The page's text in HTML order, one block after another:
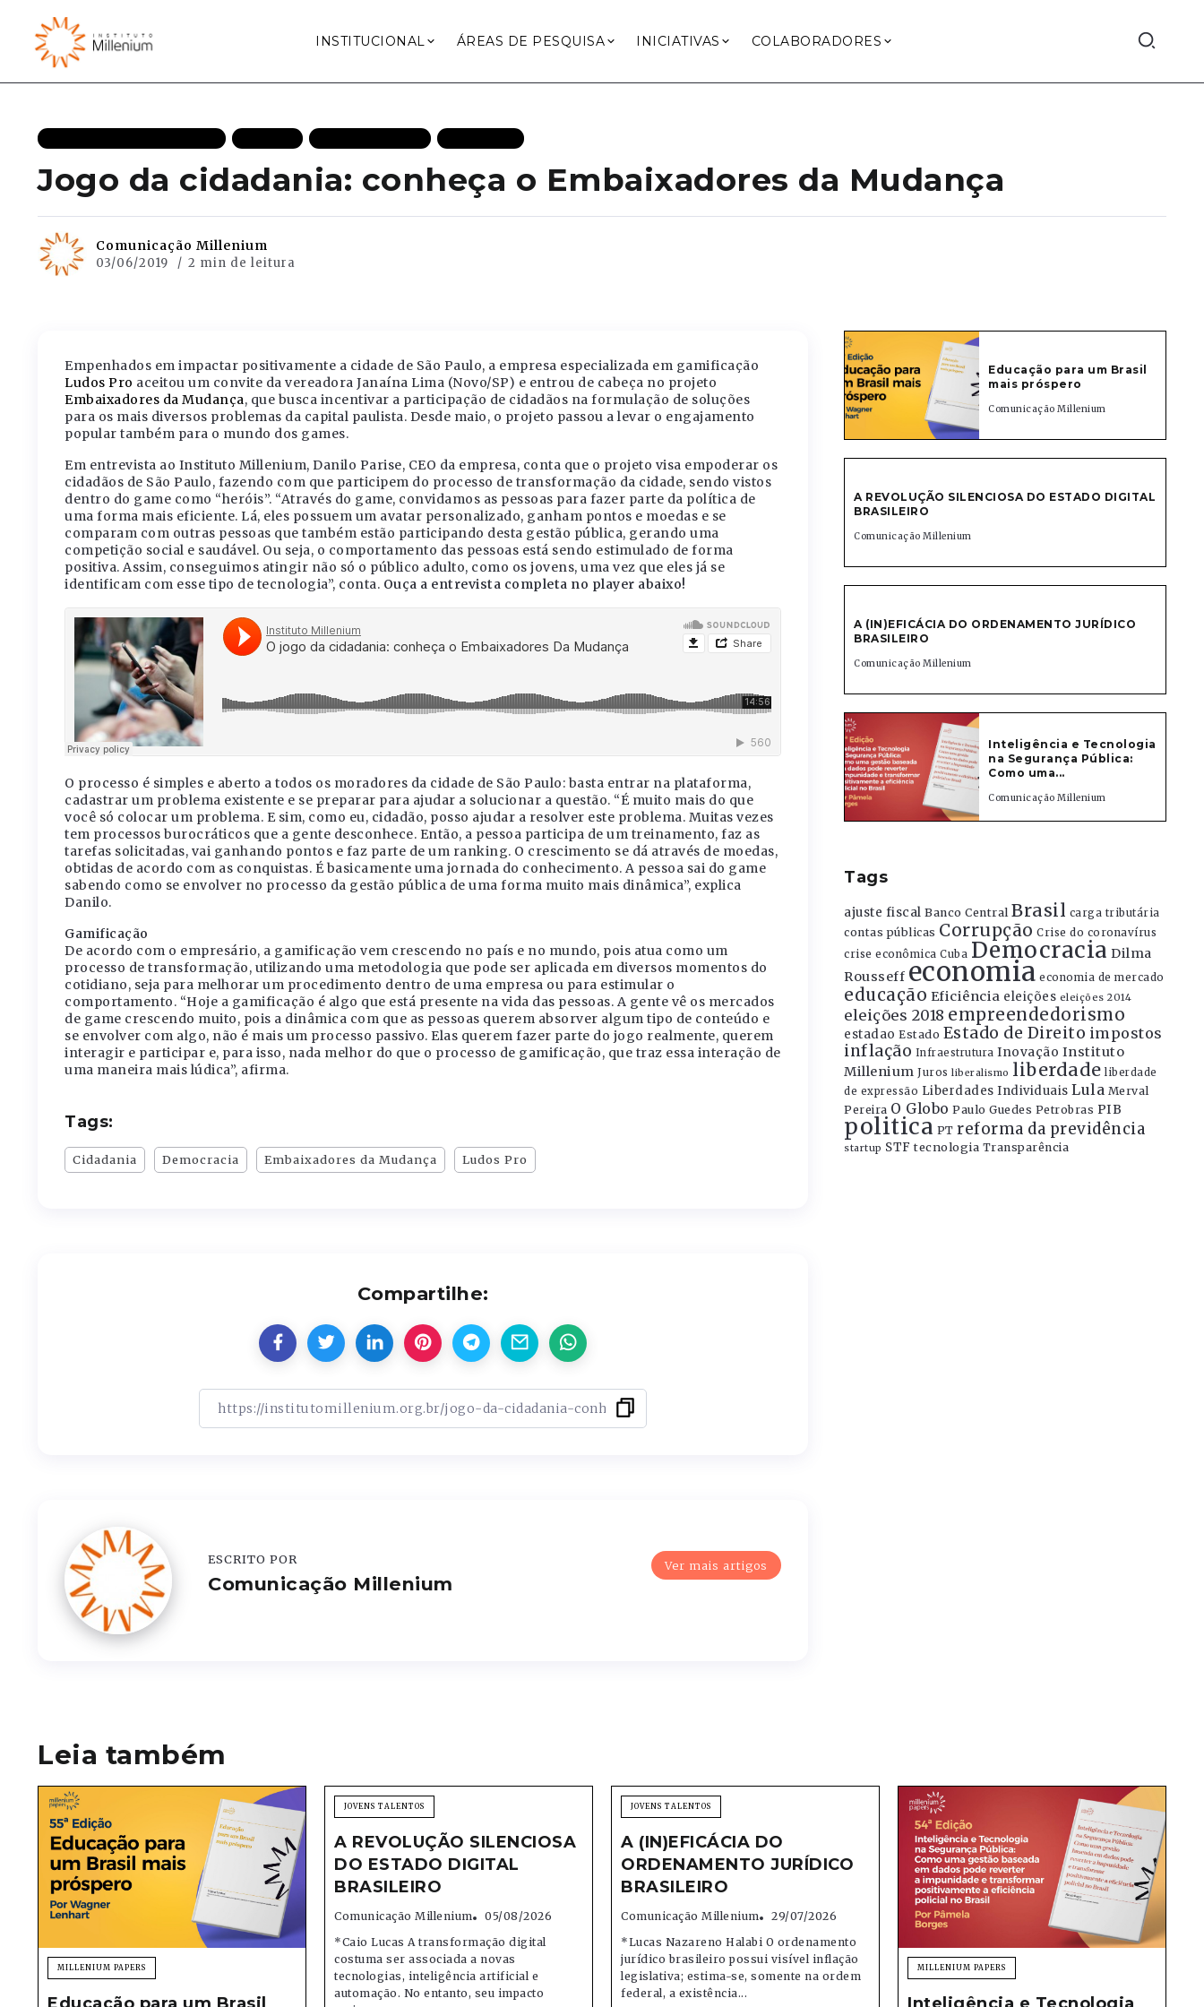
INSTITUCIONAL ÁREAS DE PESQUISA INICIATIVAS COLABORADORES
Jogo da cidadania: conheça o Embaixadores da Mudança
Comunicação Millenium
03/06/2019 2 min de leitura
Empenhados em impactar positivamente a cidade de São Paulo, a empresa especializada em gamificação
Ludos Pro aceitou um convite da vereadora Janaína Lima (Novo/SP) e entrou de cabeça no projeto
Embaixadores da Mudança, que busca incentivar a participação de cidadãos na formulação de soluções
para os mais diversos problemas da capital paulista. Desde maio, o projeto passou a levar o engajamento
popular também para o mundo dos games.
Em entrevista ao Instituto Millenium, Danilo Parise, CEO da empresa, conta que o projeto visa empoderar os
cidadãos de São Paulo, fazendo com que participem do processo de transformação da cidade, sendo vistos
dentro do game como “heróis”. “Através do game, convidamos as pessoas para fazer parte da política de
uma forma mais eficiente. Lá, eles possuem um avatar personalizado, ganham pontos e moedas e se
comparam com outras pessoas que também estão participando desta gestão pública, gerando uma
competição social e saudável. Ou seja, o comportamento das pessoas está sendo estimulado de forma
positiva. Assim, conseguimos atingir não só o público adulto, como os jovens, uma vez que eles já se
identificam com esse tipo de tecnologia”, conta. Ouça a entrevista completa no player abaixo!
O processo é simples e aberto a todos os moradores da cidade de São Paulo: basta entrar na plataforma,
cadastrar um problema existente e se preparar para ajudar a solucionar a questão. “É muito mais do que
você só colocar um problema. E sim, como eu, cidadão, posso ajudar a resolver este problema. Muitas vezes
tem processos burocráticos que a gente desconhece. Então, a pessoa participa de um treinamento, faz as
tarefas solicitadas, vai ganhando pontos e faz parte de um ranking. O crescimento se dá através de moedas,
obtidas de acordo com as conquistas. É basicamente uma jornada do conhecimento. A pessoa sai do game
sabendo como se envolver no processo da gestão pública de uma forma muito mais dinâmica”, explica
Danilo.
Gamificação
De acordo com o empresário, a gamificação vem crescendo no país e no mundo, pois atua como um
processo de transformação, utilizando uma metodologia que pode ser aplicada em diversos momentos do
cotidiano, seja para melhorar um procedimento dentro de uma empresa ou para estimular o
comportamento. “Hoje a gamificação é algo que está presente na vida das pessoas. A gente vê os mercados
de game crescendo muito, pois a dinâmica com que as pessoas querem absorver algum tipo de conteúdo e
se envolver com algo, não é mais um processo passivo. Elas querem fazer parte do jogo realmente, querem
interagir e participar e, para isso, nada melhor do que o processo de gamificação, que traz essa interação de
uma maneira mais lúdica”, afirma.
Tags:
Cidadania Democracia Embaixadores da Mudança Ludos Pro
Compartilhe:
Ver mais artigos
ESCRITO POR
Comunicação Millenium
Educação para um Brasil
mais próspero
Comunicação Millenium
A REVOLUÇÃO SILENCIOSA DO ESTADO DIGITAL
BRASILEIRO
Comunicação Millenium
A (IN)EFICÁCIA DO ORDENAMENTO JURÍDICO
BRASILEIRO
Comunicação Millenium
Inteligência e Tecnologia
na Segurança Pública:
Como uma...
Comunicação Millenium
Tags
ajuste fiscal Banco Central Brasil carga tributária
contas públicas Corrupção Crise do coronavírus
crise econômica Cuba Democracia Dilma
Rousseff economia economia de mercado
educação Eficiência eleições eleições 2014
eleições 2018 empreendedorismo
estadao Estado Estado de Direito impostos
inflação Infraestrutura Inovação Instituto
Millenium Juros liberalismo liberdade liberdade
de expressão Liberdades Individuais Lula Merval
Pereira O Globo Paulo Guedes Petrobras PIB
politica PT reforma da previdência
startup STF tecnologia Transparência
Leia também
MILLENIUM PAPERS
JOVENS TALENTOS
A REVOLUÇÃO SILENCIOSA
DO ESTADO DIGITAL
BRASILEIRO
Comunicação Millenium
05/08/2026
*Caio Lucas A transformação digital
costuma ser associada a novas
tecnologias, inteligência artificial e
automação. No entanto, seu impacto
JOVENS TALENTOS
A (IN)EFICÁCIA DO
ORDENAMENTO JURÍDICO
BRASILEIRO
Comunicação Millenium
29/07/2026
*Lucas Nazareno Halabi O ordenamento
jurídico brasileiro possui visível inflação
legislativa; estima-se, somente na ordem
federal, a existência...
MILLENIUM PAPERS